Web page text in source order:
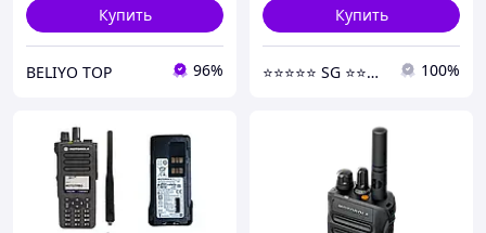
Купить
BELIYO TOP 96%
Купить
⭐️⭐️⭐️⭐️⭐️ SG ⭐️⭐️⭐️⭐️⭐️ 100%